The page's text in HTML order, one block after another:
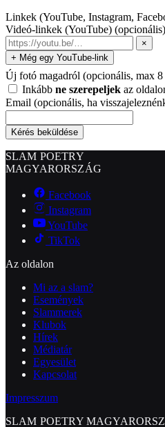
Linkek (YouTube, Instagram,
Videó-linkek (YouTube) (opcionális)
×
+ Még egy YouTube-link
Új fotó magadról (opcionális, max
Inkább ne szerepeljek az
Email (opcionális, ha
Kérés beküldése
SLAM POETRY
MAGYARORSZÁG
Facebook
Instagram
YouTube
TikTok
Az oldalon
Mi az a slam?
Események
Slammerek
Klubok
Hírek
Médiatár
Egyesület
Kapcsolat
Impresszum
SLAM POETRY